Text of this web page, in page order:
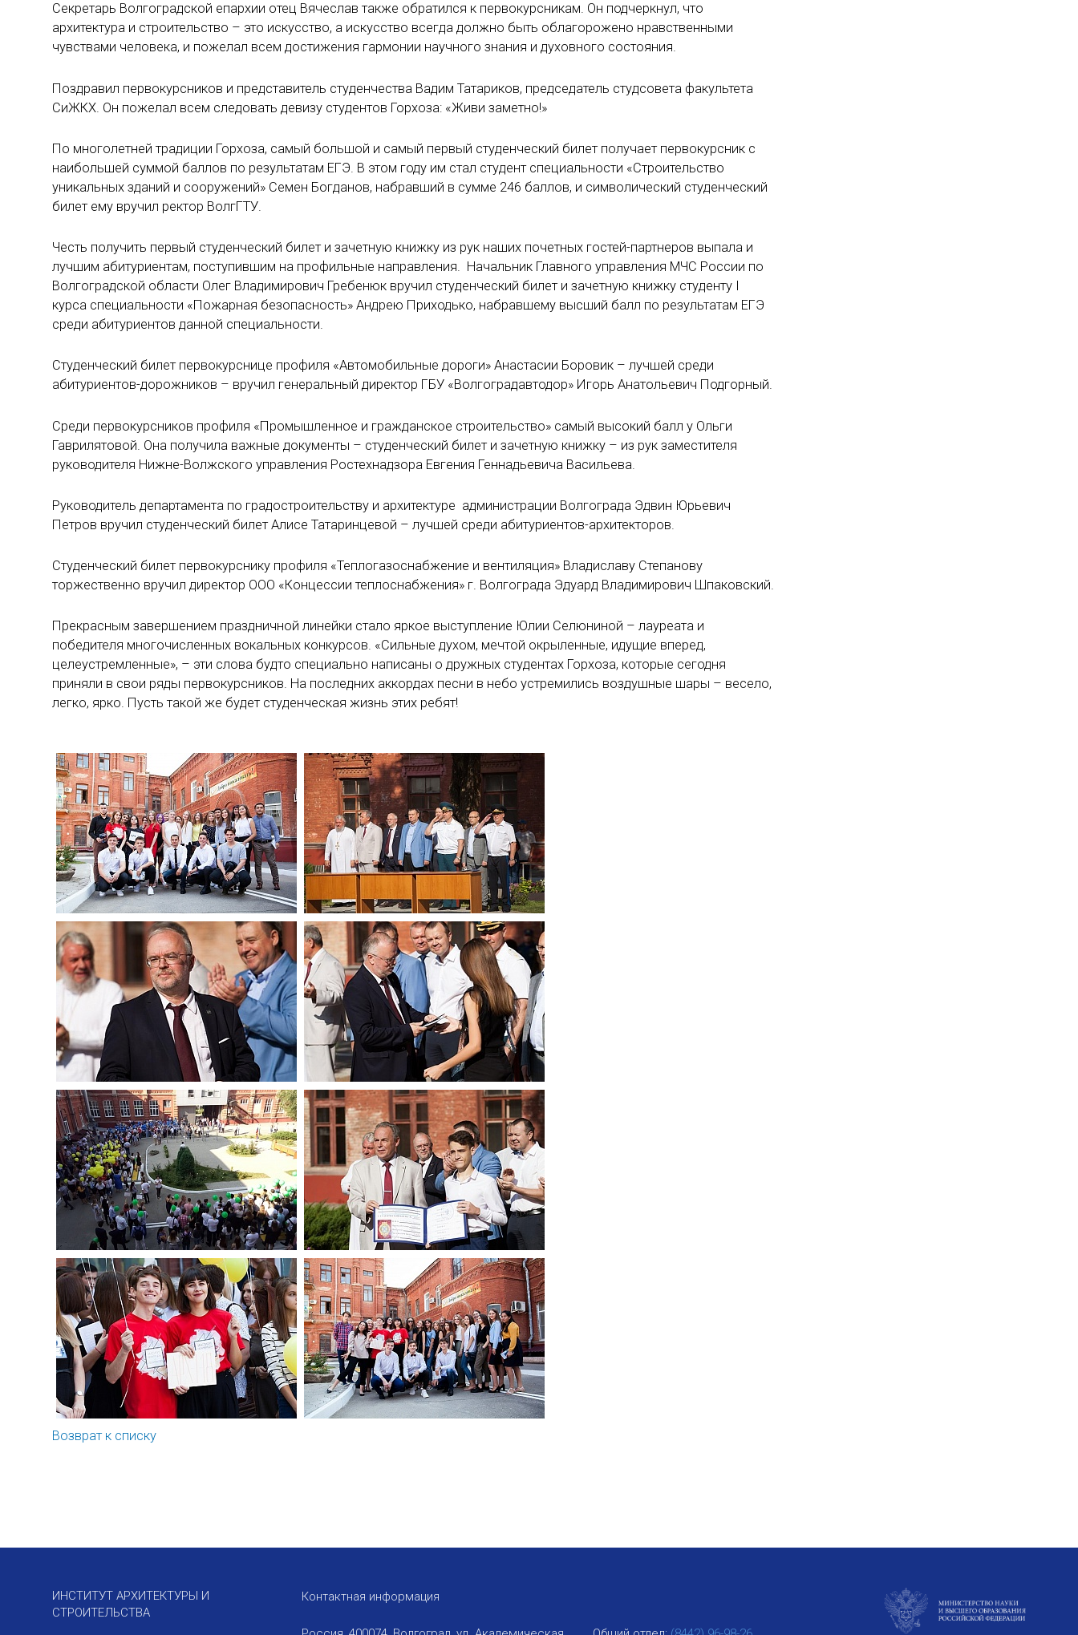
Секретарь Волгоградской епархии отец Вячеслав также обратился к первокурсникам. Он подчеркнул, что
архитектура и строительство – это искусство, а искусство всегда должно быть облагорожено нравственными
чувствами человека, и пожелал всем достижения гармонии научного знания и духовного состояния.
Поздравил первокурсников и представитель студенчества Вадим Татариков, председатель студсовета факультета
СиЖКХ. Он пожелал всем следовать девизу студентов Горхоза: «Живи заметно!»
По многолетней традиции Горхоза, самый большой и самый первый студенческий билет получает первокурсник с
наибольшей суммой баллов по результатам ЕГЭ. В этом году им стал студент специальности «Строительство
уникальных зданий и сооружений» Семен Богданов, набравший в сумме 246 баллов, и символический студенческий
билет ему вручил ректор ВолгГТУ.
Честь получить первый студенческий билет и зачетную книжку из рук наших почетных гостей-партнеров выпала и
лучшим абитуриентам, поступившим на профильные направления. Начальник Главного управления МЧС России по
Волгоградской области Олег Владимирович Гребенюк вручил студенческий билет и зачетную книжку студенту I
курса специальности «Пожарная безопасность» Андрею Приходько, набравшему высший балл по результатам ЕГЭ
среди абитуриентов данной специальности.
Студенческий билет первокурснице профиля «Автомобильные дороги» Анастасии Боровик – лучшей среди
абитуриентов-дорожников – вручил генеральный директор ГБУ «Волгоградавтодор» Игорь Анатольевич Подгорный.
Среди первокурсников профиля «Промышленное и гражданское строительство» самый высокий балл у Ольги
Гаврилятовой. Она получила важные документы – студенческий билет и зачетную книжку – из рук заместителя
руководителя Нижне-Волжского управления Ростехнадзора Евгения Геннадьевича Васильева.
Руководитель департамента по градостроительству и архитектуре администрации Волгограда Эдвин Юрьевич
Петров вручил студенческий билет Алисе Татаринцевой – лучшей среди абитуриентов-архитекторов.
Студенческий билет первокурснику профиля «Теплогазоснабжение и вентиляция» Владиславу Степанову
торжественно вручил директор ООО «Концессии теплоснабжения» г. Волгограда Эдуард Владимирович Шпаковский.
Прекрасным завершением праздничной линейки стало яркое выступление Юлии Селюниной – лауреата и
победителя многочисленных вокальных конкурсов. «Сильные духом, мечтой окрыленные, идущие вперед,
целеустремленные», – эти слова будто специально написаны о дружных студентах Горхоза, которые сегодня
приняли в свои ряды первокурсников. На последних аккордах песни в небо устремились воздушные шары – весело,
легко, ярко. Пусть такой же будет студенческая жизнь этих ребят!
Возврат к списку
ИНСТИТУТ АРХИТЕКТУРЫ И
СТРОИТЕЛЬСТВА
Контактная информация